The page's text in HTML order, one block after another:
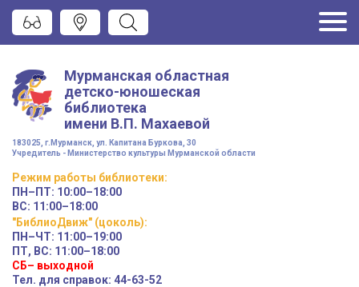
Мурманская областная
детско-юношеская
библиотека
имени В.П. Махаевой
183025, г.Мурманск, ул. Капитана Буркова, 30
Учредитель - Министерство культуры Мурманской области
Режим работы библиотеки:
ПН–ПТ: 10:00–18:00
ВС: 11:00–18:00
"БиблиоДвиж" (цоколь):
ПН–ЧТ: 11:00–19:00
ПТ, ВС: 11:00–18:00
СБ– выходной
Тел. для справок: 44-63-52